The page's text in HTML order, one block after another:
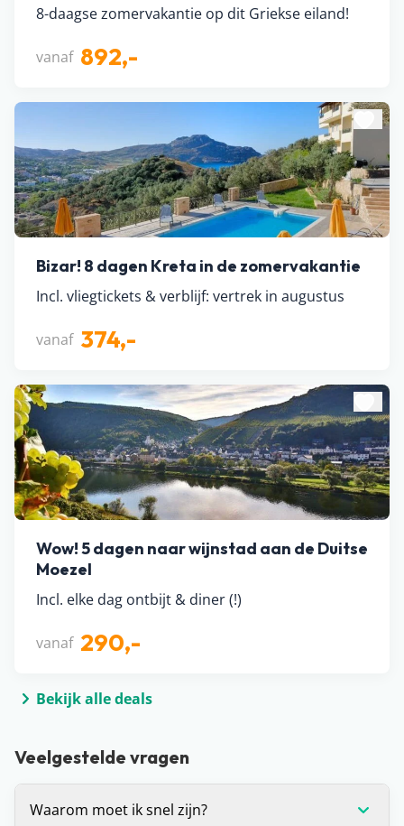
8-daagse zomervakantie op dit Griekse eiland!
vanaf 892,-
Bizar! 8 dagen Kreta in de zomervakantie
Incl. vliegtickets & verblijf: vertrek in augustus
vanaf 374,-
Wow! 5 dagen naar wijnstad aan de Duitse
Moezel
Incl. elke dag ontbijt & diner (!)
vanaf 290,-
Bekijk alle deals
Veelgestelde vragen
Waarom moet ik snel zijn?